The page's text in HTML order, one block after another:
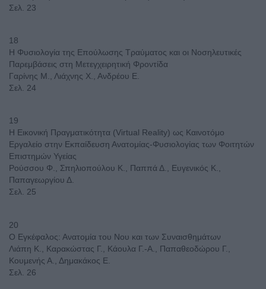
Σελ. 23
18
Η Φυσιολογία της Επούλωσης Τραύματος και οι Νοσηλευτικές
Παρεμβάσεις στη Μετεγχειρητική Φροντίδα
Γαρίνης Μ., Λιάχνης Χ., Ανδρέου Ε.
Σελ. 24
19
Η Εικονική Πραγματικότητα (Virtual Reality) ως Καινοτόμο
Εργαλείο στην Εκπαίδευση Ανατομίας-Φυσιολογίας των Φοιτητών
Επιστημών Υγείας
Ρούσσου Φ., Σπηλιοπούλου Κ., Παππά Δ., Ευγενικός Κ.,
Παπαγεωργίου Δ.
Σελ. 25
20
Ο Εγκέφαλος: Ανατομία του Νου και των Συναισθημάτων
Λιάπη Κ., Καρακώστας Γ., Κάουλα Γ.-Α., Παπαθεοδώρου Γ.,
Κουμενής Α., Δημακάκος Ε.
Σελ. 26